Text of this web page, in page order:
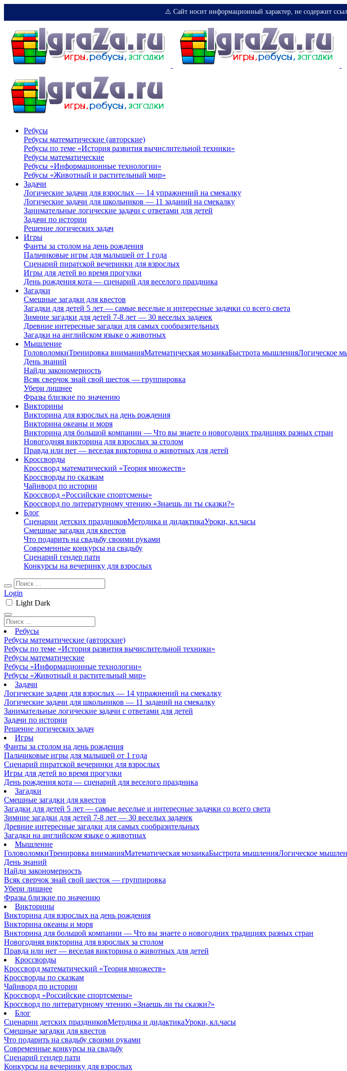
⚠️ Сайт носит информационный характер, не содержит
Ребусы
Ребусы математические (авторские)
Ребусы по теме «История развития вычислительной техники»
Ребусы математические
Ребусы «Информационные технологии»
Ребусы «Животный и растительный мир»
Задачи
Логические задачи для взрослых — 14 упражнений на смекалку
Логические задачи для школьников — 11 заданий на смекалку
Занимательные логические задачи с ответами для детей
Задачи по истории
Решение логических задач
Игры
Фанты за столом на день рождения
Пальчиковые игры для малышей от 1 года
Сценарий пиратской вечеринки для взрослых
Игры для детей во время прогулки
День рождения кота — сценарий для веселого праздника
Загадки
Смешные загадки для квестов
Загадки для детей 5 лет — самые веселые и интересные задачки со всего света
Зимние загадки для детей 7-8 лет — 30 веселых задачек
Древние интересные загадки для самых сообразительных
Загадки на английском языке о животных
Мышление
ГоловоломкиТренировка вниманияМатематическая мозаикаБыстрота мышленияЛогическое
День знаний
Найди закономерность
Всяк сверчок знай свой шесток — группировка
Убери лишнее
Фразы близкие по значению
Викторины
Викторина для взрослых на день рождения
Викторина океаны и моря
Викторина для большой компании — Что вы знаете о новогодних традициях разных стран
Новогодняя викторина для взрослых за столом
Правда или нет — веселая викторина о животных для детей
Кроссворды
Кроссворд математический «Теория множеств»
Кроссворды по сказкам
Чайнворд по истории
Кроссворд «Российские спортсмены»
Кроссворд по литературному чтению «Знаешь ли ты сказки?»
Блог
Сценарии детских праздниковМетодика и дидактикаУроки, кл.часы
Смешные загадки для квестов
Что подарить на свадьбу своими руками
Современные конкурсы на свадьбу
Сценарий гендер пати
Конкурсы на вечеринку для взрослых
Login
Light Dark
Ребусы
Ребусы математические (авторские)
Ребусы по теме «История развития вычислительной техники»
Ребусы математические
Ребусы «Информационные технологии»
Ребусы «Животный и растительный мир»
Задачи
Логические задачи для взрослых — 14 упражнений на смекалку
Логические задачи для школьников — 11 заданий на смекалку
Занимательные логические задачи с ответами для детей
Задачи по истории
Решение логических задач
Игры
Фанты за столом на день рождения
Пальчиковые игры для малышей от 1 года
Сценарий пиратской вечеринки для взрослых
Игры для детей во время прогулки
День рождения кота — сценарий для веселого праздника
Загадки
Смешные загадки для квестов
Загадки для детей 5 лет — самые веселые и интересные задачки со всего света
Зимние загадки для детей 7-8 лет — 30 веселых задачек
Древние интересные загадки для самых сообразительных
Загадки на английском языке о животных
Мышление
ГоловоломкиТренировка вниманияМатематическая мозаикаБыстрота мышленияЛогическое
День знаний
Найди закономерность
Всяк сверчок знай свой шесток — группировка
Убери лишнее
Фразы близкие по значению
Викторины
Викторина для взрослых на день рождения
Викторина океаны и моря
Викторина для большой компании — Что вы знаете о новогодних традициях разных стран
Новогодняя викторина для взрослых за столом
Правда или нет — веселая викторина о животных для детей
Кроссворды
Кроссворд математический «Теория множеств»
Кроссворды по сказкам
Чайнворд по истории
Кроссворд «Российские спортсмены»
Кроссворд по литературному чтению «Знаешь ли ты сказки?»
Блог
Сценарии детских праздниковМетодика и дидактикаУроки, кл.часы
Смешные загадки для квестов
Что подарить на свадьбу своими руками
Современные конкурсы на свадьбу
Сценарий гендер пати
Конкурсы на вечеринку для взрослых